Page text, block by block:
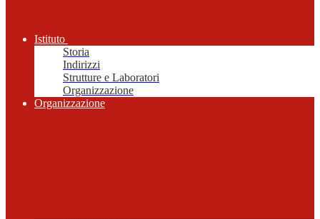
Istituto
Storia
Indirizzi
Strutture e Laboratori
Organizzazione
Organizzazione